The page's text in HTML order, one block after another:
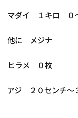
マダイ １キロ ０
他に メジナ
ヒラメ ０枚
アジ ２０センチ～